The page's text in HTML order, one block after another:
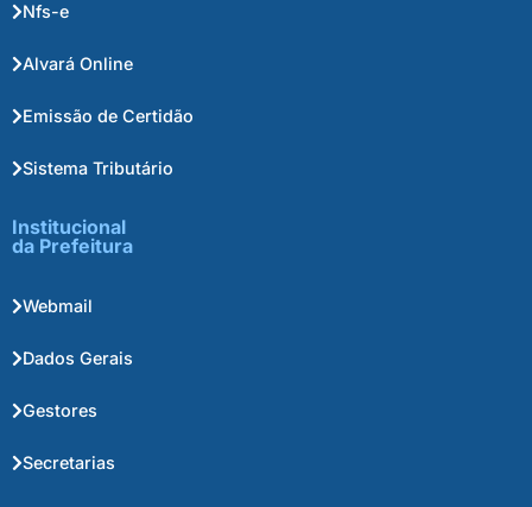
Nfs-e
Alvará Online
Emissão de Certidão
Sistema Tributário
Institucional
da Prefeitura
Webmail
Dados Gerais
Gestores
Secretarias